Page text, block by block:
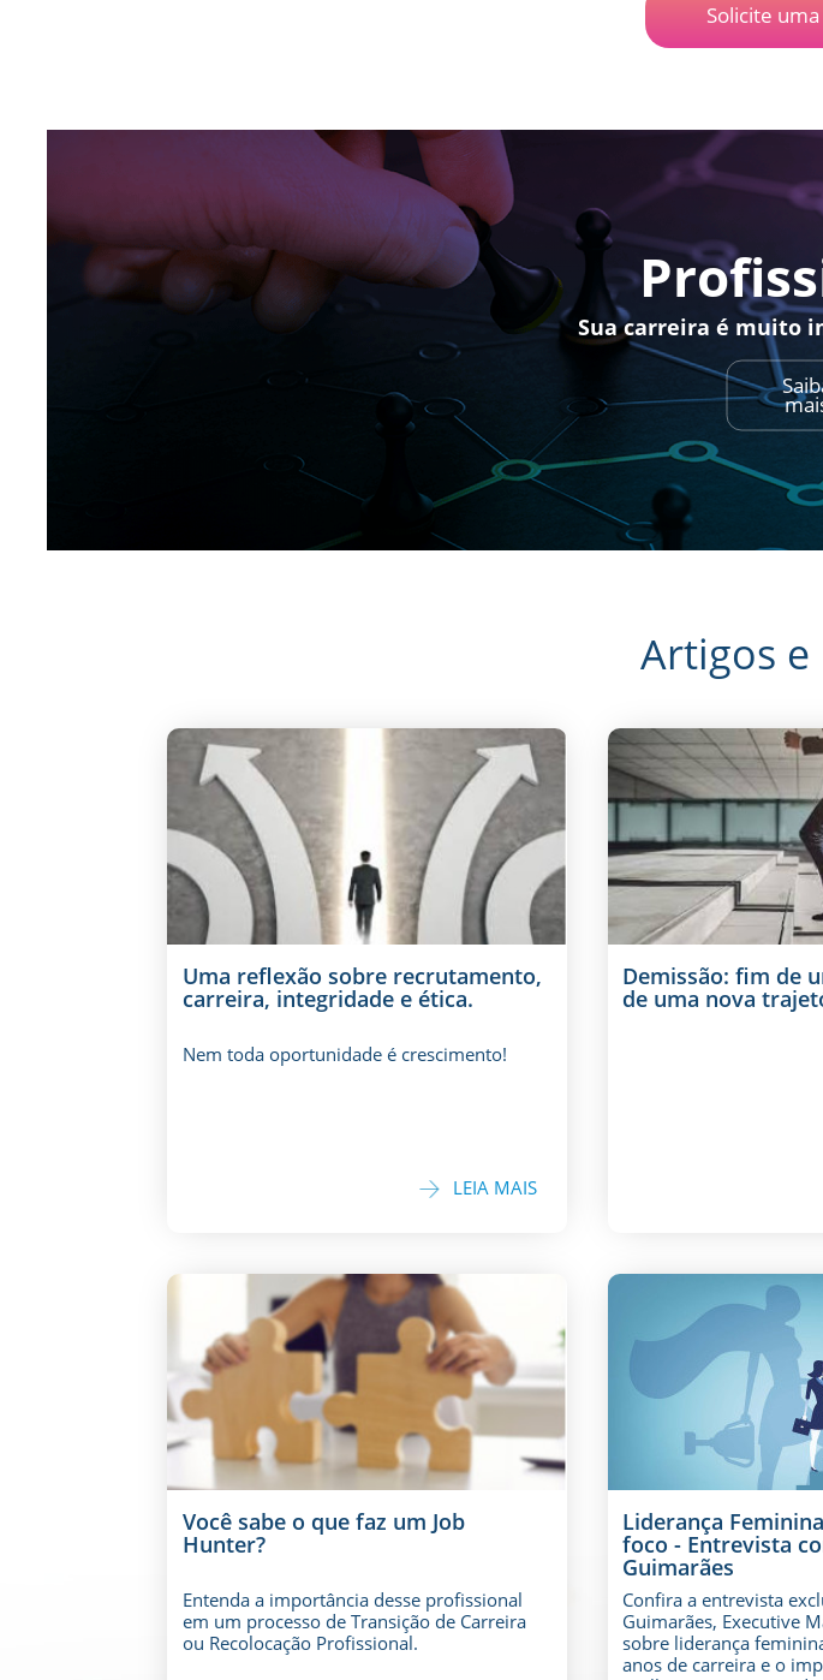
Solicite
Sua carreira é muito
Artigos
Uma reflexão sobre recrutamento,
carreira, integridade e ética.
Nem toda oportunidade é crescimento!
LEIA MAIS
Demissão: fim de
de uma nova
Você sabe o que faz um Job
Hunter?
Entenda a importância desse profissional
em um processo de Transição de Carreira
ou Recolocação Profissional.
Liderança
foco - Entrevista
Guimarães
Confira a entrevista
Guimarães, Executive
sobre liderança
anos de carreira e o